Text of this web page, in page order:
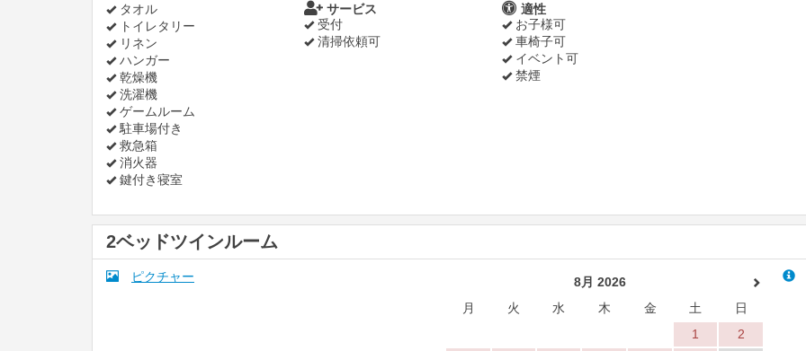
タオル
トイレタリー
リネン
ハンガー
乾燥機
洗濯機
ゲームルーム
駐車場付き
救急箱
消火器
鍵付き寝室
サービス
受付
清掃依頼可
適性
お子様可
車椅子可
イベント可
禁煙
2ベッドツインルーム
ピクチャー
8月 2026
月
火 水 木 金 土
日
1
2